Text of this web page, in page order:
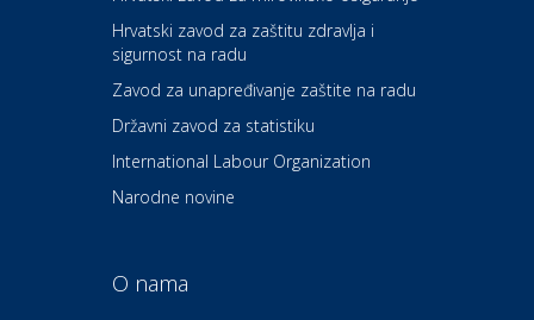
Povoljnosti
Dental Sudar
Dom i dizajn
Euro-vrt – kosilice, motorne
Odmor
Hrvatski zavod za zaštitu zdravlja i
sigurnost na radu
Zavod za unapređivanje zaštite na radu
Državni zavod za statistiku
International Labour Organization
Narodne novine
O nama